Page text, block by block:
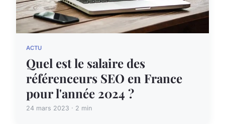
ACTU
Quel est le salaire des
référenceurs SEO en France
pour l'année 2024 ?
24 mars 2023 · 2 min